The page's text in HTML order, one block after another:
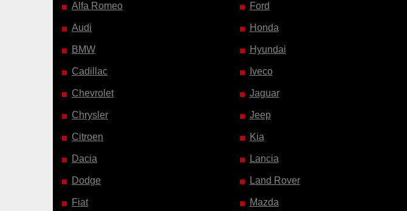
Alfa Romeo
Audi
BMW
Cadillac
Chevrolet
Chrysler
Citroen
Dacia
Dodge
Fiat
Ford
Honda
Hyundai
Iveco
Jaguar
Jeep
Kia
Lancia
Land Rover
Mazda